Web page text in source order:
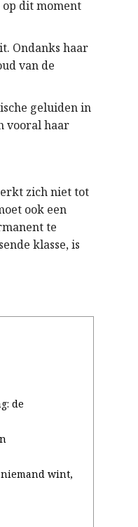
op dit moment
Ondanks haar
van de
geluiden in
vooral haar
zich niet tot
ook een
te
klasse, is
de
wint,